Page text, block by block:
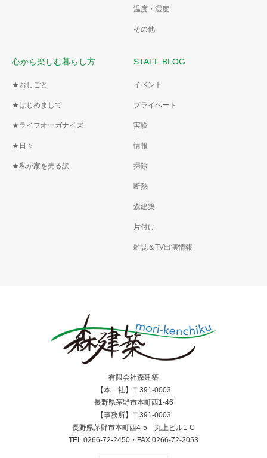
温度・湿度
その他
心から楽しむ暮らし方
★おしごと
★はじめまして
★ライフオーガナイズ
★日々
★私が家を売る訳
STAFF BLOG
イベント
プライベート
実験
情報
掃除
断熱
森建築
片付け
雑誌＆TV出演情報
有限会社森建築
【本 社】〒391-0003
長野県茅野市本町西1-46
【事務所】〒391-0003
長野県茅野市本町西4-5 丸上ビル1-C
TEL.0266-72-2450・FAX.0266-72-2053